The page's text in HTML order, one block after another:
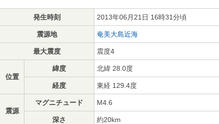
発生時刻 2013年06月21日 16時31分頃
震源地 奄美大島近海
最大震度 震度4
位置
緯度 北緯 28.0度
経度 東経 129.4度
震源
マグニチュード M4.6
深さ 約20km